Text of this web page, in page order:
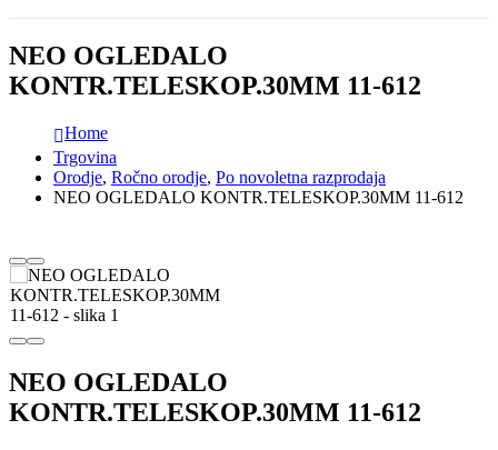
NEO OGLEDALO
KONTR.TELESKOP.30MM 11-612
Home
Trgovina
Orodje, Ročno orodje, Po novoletna razprodaja
NEO OGLEDALO KONTR.TELESKOP.30MM 11-612
NEO OGLEDALO
KONTR.TELESKOP.30MM 11-612